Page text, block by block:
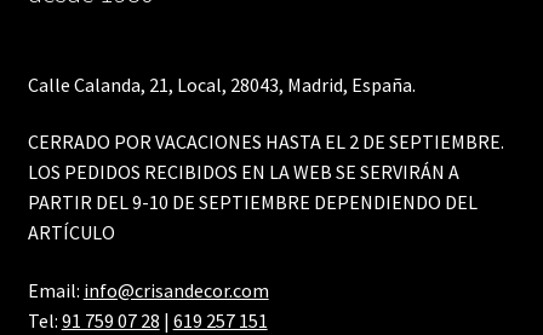
Calle Calanda, 21, Local, 28043, Madrid, España.
CERRADO POR VACACIONES HASTA EL 2 DE SEPTIEMBRE.
LOS PEDIDOS RECIBIDOS EN LA WEB SE SERVIRÁN A
PARTIR DEL 9-10 DE SEPTIEMBRE DEPENDIENDO DEL
ARTÍCULO
Email: info@crisandecor.com
Tel: 91 759 07 28 | 619 257 151